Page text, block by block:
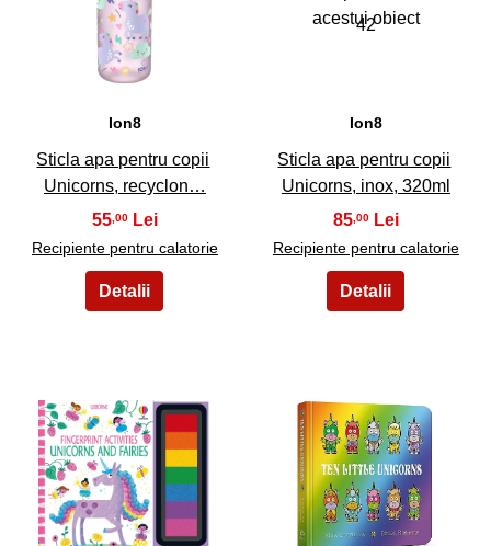
41
Ion8
Sticla apa pentru copii
Unicorns, recyclon…
55,00
Recipiente pentru calatorie
42
Ion8
Sticla apa pentru copii
Unicorns, inox, 320ml
85,00
Recipiente pentru calatorie
43 44